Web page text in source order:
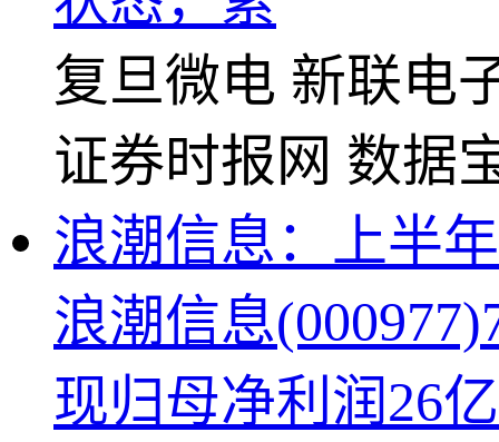
复旦微电 新联电
证券时报网 数据
浪潮信息：上半
浪潮信息
现归母净利润26